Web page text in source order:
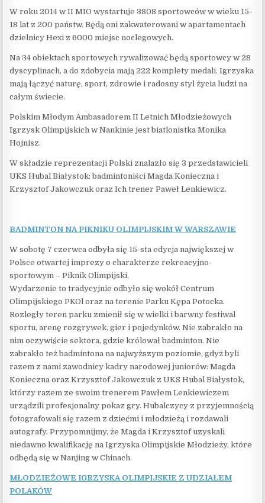
W roku 2014 w II MIO wystartuje 3808 sportowców w wieku 15-
18 lat z 200 państw. Będą oni zakwaterowani w apartamentach
dzielnicy Hexi z 6000 miejsc noclegowych.
Na 34 obiektach sportowych rywalizować będą sportowcy w 28
dyscyplinach, a do zdobycia mają 222 komplety medali. Igrzyska
mają łączyć naturę, sport, zdrowie i radosny styl życia ludzi na
całym świecie.
Polskim Młodym Ambasadorem II Letnich Młodzieżowych
Igrzysk Olimpijskich w Nankinie jest biatlonistka Monika
Hojnisz.
W składzie reprezentacji Polski znalazło się 3 przedstawicieli
UKS Hubal Białystok: badmintoniści Magda Konieczna i
Krzysztof Jakowczuk oraz Ich trener Paweł Lenkiewicz.
BADMINTON NA PIKNIKU OLIMPIJSKIM W WARSZAWIE
W sobotę 7 czerwca odbyła się 15-sta edycja największej w
Polsce otwartej imprezy o charakterze rekreacyjno-
sportowym – Piknik Olimpijski.
Wydarzenie to tradycyjnie odbyło się wokół Centrum
Olimpijskiego PKOl oraz na terenie Parku Kępa Potocka.
Rozległy teren parku zmienił się w wielki i barwny festiwal
sportu, arenę rozgrywek, gier i pojedynków. Nie zabrakło na
nim oczywiście sektora, gdzie królował badminton. Nie
zabrakło też badmintona na najwyższym poziomie, gdyż byli
razem z nami zawodnicy kadry narodowej juniorów: Magda
Konieczna oraz Krzysztof Jakowczuk z UKS Hubal Białystok,
którzy razem ze swoim trenerem Pawłem Lenkiewiczem
urządzili profesjonalny pokaz gry. Hubalczycy z przyjemnością
fotografowali się razem z dziećmi i młodzieżą i rozdawali
autografy. Przypomnijmy, że Magda i Krzysztof uzyskali
niedawno kwalifikację na Igrzyska Olimpijskie Młodzieży, które
odbędą się w Nanjing w Chinach.
MŁODZIEŻOWE IGRZYSKA OLIMPIJSKIE Z UDZIAŁEM
POLAKÓW